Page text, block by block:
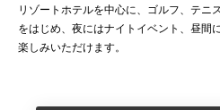
リゾートホテルを中心に、ゴルフ、テニ
をはじめ、夜にはナイトイベント、昼間
楽しみいただけます。